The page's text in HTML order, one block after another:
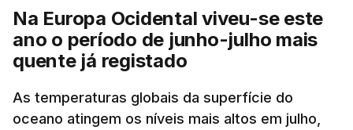
exames, mas ainda não tinham sido afixados.
Alguns encarregados de educação e alunos foram
até à escola para ver o resultado mas ainda não
tinha sido divulgado. Alguns pais apontam
incorreções e aguardam a atualização na
Na Europa Ocidental viveu-se este
ano o período de junho-julho mais
quente já registado
As temperaturas globais da superfície do
oceano atingem os níveis mais altos em julho,